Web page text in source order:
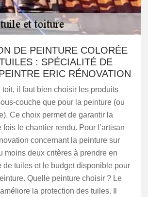
DE PEINTURE COLORÉE
: SPÉCIALITÉ DE
ERIC RÉNOVATION
toit, il faut bien choisir les produits
couche que pour la peinture (ou
Ce choix permet de garantir la
le chantier rendu. Pour l’artisan
concernant la peinture sur
moins deux critères à prendre en
de tuiles et le budget disponible pour
Quelle peinture choisir ? Le
la protection des tuiles. Il